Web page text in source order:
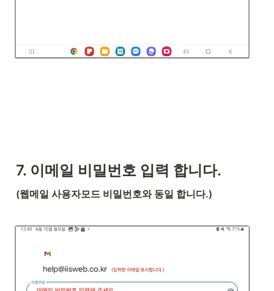
7. 이메일 비밀번호 입력 합니다.
(웹메일 사용자모드 비밀번호와 동일 합니다.)